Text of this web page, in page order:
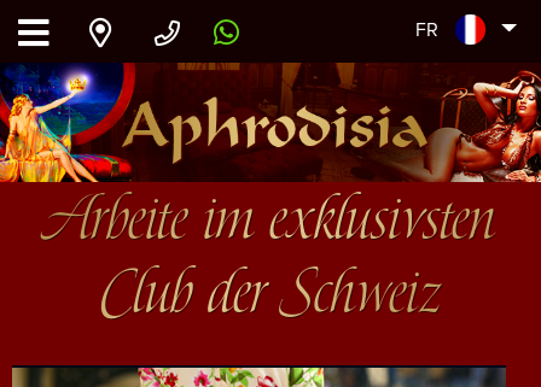
FR
Arbeite im exklusivsten
Club der Schweiz